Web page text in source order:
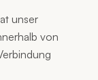
unser
von